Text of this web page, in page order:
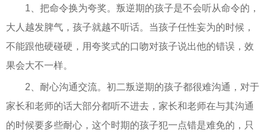
1、把命令换为夸奖。叛逆期的孩子是不会听从命令的，
大人越发脾气，孩子就越不听话。当孩子任性妄为的时候，
不能跟他硬碰硬，用夸奖式的口吻对孩子说出他的错误，效
果会大不一样。
2、耐心沟通交流。初二叛逆期的孩子都很难沟通，对于
家长和老师的话大部分都听不进去，家长和老师在与其沟通
的时候要多些耐心，这个时期的孩子犯一点错是难免的，只